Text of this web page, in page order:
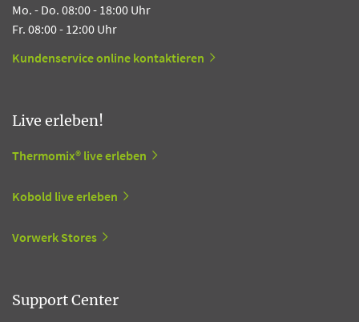
Mo. - Do. 08:00 - 18:00 Uhr
Fr. 08:00 - 12:00 Uhr
Kundenservice online kontaktieren
Live erleben!
Thermomix® live erleben
Kobold live erleben
Vorwerk Stores
Support Center